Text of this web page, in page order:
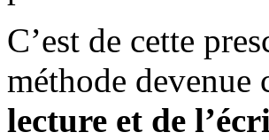
C’est de cette
méthode devenue
lecture et de